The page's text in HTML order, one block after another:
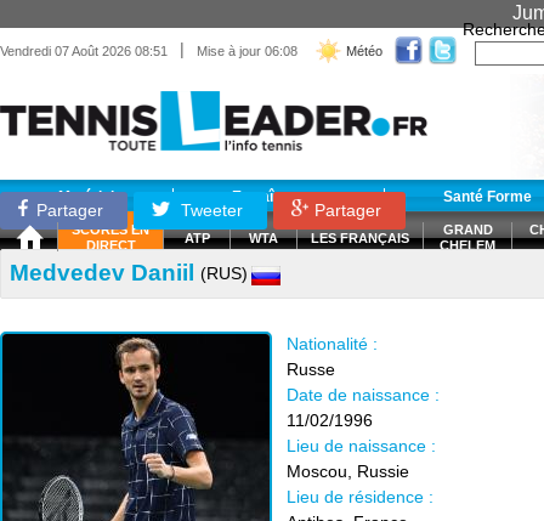
Vendredi 07 Août 2026 08:51 | Mise à jour 06:08 Météo
Matériel Entraînement Santé Forme
SCORES EN
DIRECT
ATP WTA LES FRANÇAIS
GRAND
CHELEM
Partager Tweeter Partager
Medvedev Daniil (RUS)
Nationalité :
Russe
Date de naissance :
11/02/1996
Lieu de naissance :
Moscou, Russie
Lieu de résidence :